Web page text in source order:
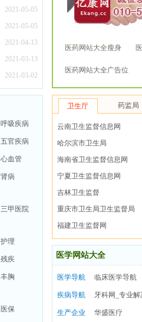
2021-05-05
2021-05-05
2021-04-13
2021-03-13
2021-03-02
医药网站大全瘦身
医药网站大全广告位
呼吸疾病
五官疾病
心血管
肾病
三甲医院
护理
残疾
丰胸
医保
卫生厅 药监局
云南卫生监督信息网
哈尔滨市卫生局
海南省卫生监督信息网
宁夏卫生监督信息网
吉林卫生监督
重庆市卫生局卫生监督局
福建卫生监督网
医学网站大全
医学导航 临床医学导航
疾病导航 牙科网_专业
生产企业 华盛医疗